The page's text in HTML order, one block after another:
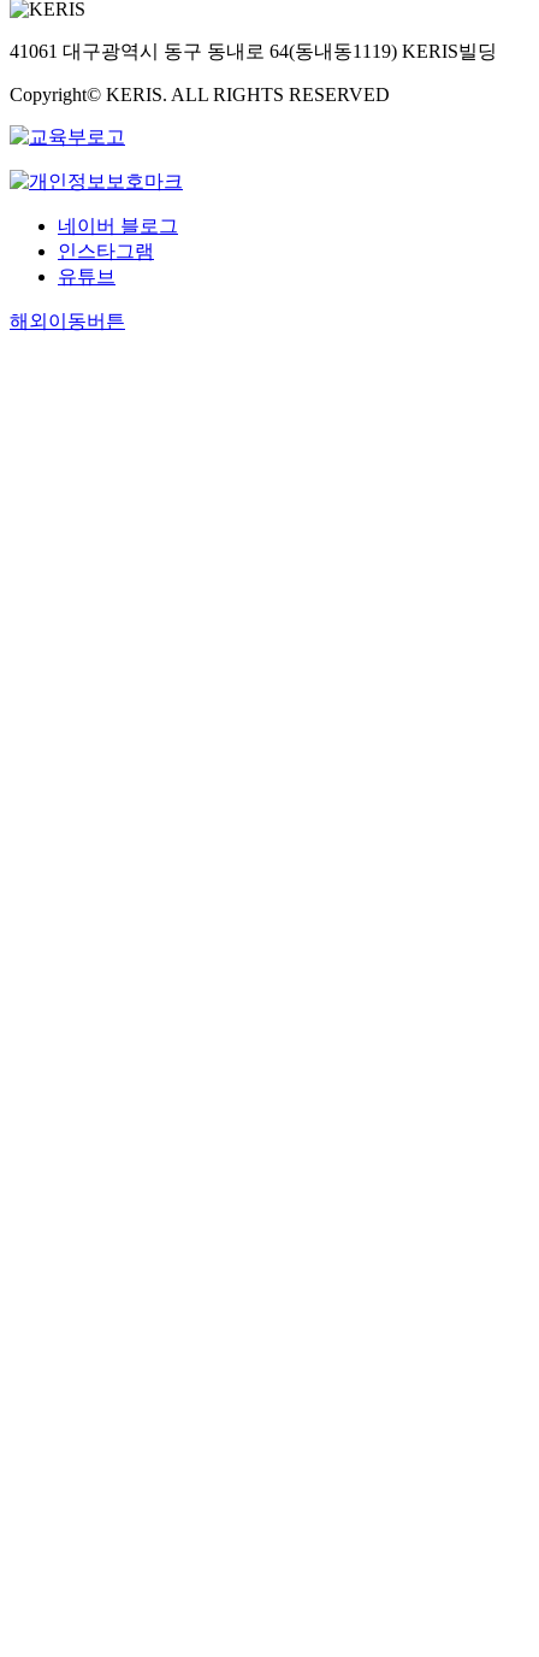
41061 대구광역시 동구 동내로 64(동내동1119) KERIS빌딩
Copyright© KERIS. ALL RIGHTS RESERVED
네이버 블로그
인스타그램
유튜브
해외이동버튼